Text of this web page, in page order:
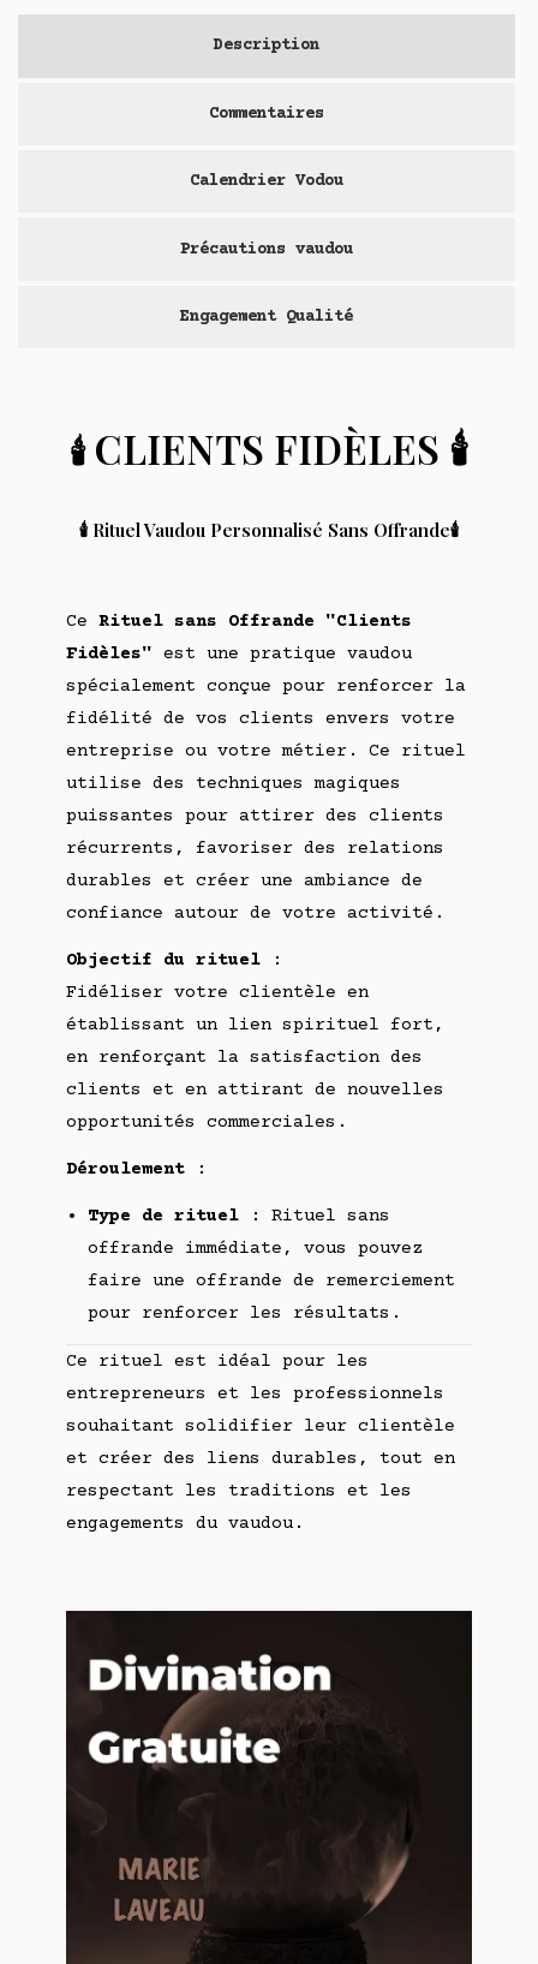
Description
Commentaires
Calendrier Vodou
Précautions vaudou
Engagement Qualité
🕯️ CLIENTS FIDÈLES 🕯️
🕯️ Rituel Vaudou Personnalisé Sans Offrande🕯️
Ce Rituel sans Offrande "Clients
Fidèles" est une pratique vaudou
spécialement conçue pour renforcer la
fidélité de vos clients envers votre
entreprise ou votre métier. Ce rituel
utilise des techniques magiques
puissantes pour attirer des clients
récurrents, favoriser des relations
durables et créer une ambiance de
confiance autour de votre activité.
Objectif du rituel :
Fidéliser votre clientèle en
établissant un lien spirituel fort,
en renforçant la satisfaction des
clients et en attirant de nouvelles
opportunités commerciales.
Déroulement :
Type de rituel : Rituel sans
offrande immédiate, vous pouvez
faire une offrande de remerciement
pour renforcer les résultats.
Ce rituel est idéal pour les
entrepreneurs et les professionnels
souhaitant solidifier leur clientèle
et créer des liens durables, tout en
respectant les traditions et les
engagements du vaudou.